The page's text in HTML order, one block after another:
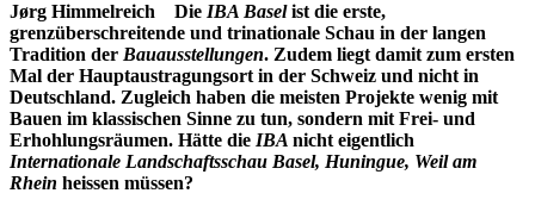
Jørg Himmelreich Die IBA Baselist die erste,
grenzüberschreitende und trinationale Schau in der langen
Tradition der Bauausstellungen. Zudem liegt damit zum ersten
Mal der Hauptaustragungsort in der Schweiz und nicht in
Deutschland. Zugleich haben die meisten Projekte wenig mit
Bauen im klassischen Sinne zu tun, sondern mit Frei- und
Erhohlungsräumen. Hätte die IBA nicht eigentlich
Internationale Landschaftsschau Basel, Huningue, Weil am
Rhein heissen müssen?